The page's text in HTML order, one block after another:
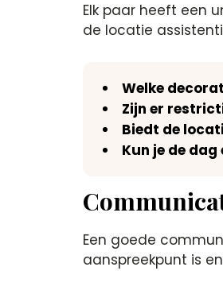
Elk paar heeft een
de locatie
Welke
Zijn er
Biedt de
Kun je de
Een goede
aanspreekpunt is